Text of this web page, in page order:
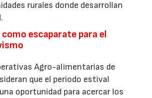
rurales donde desarrollan
escaparate para el
Agro-alimentarias de
que el periodo estival
oportunidad para acercar los